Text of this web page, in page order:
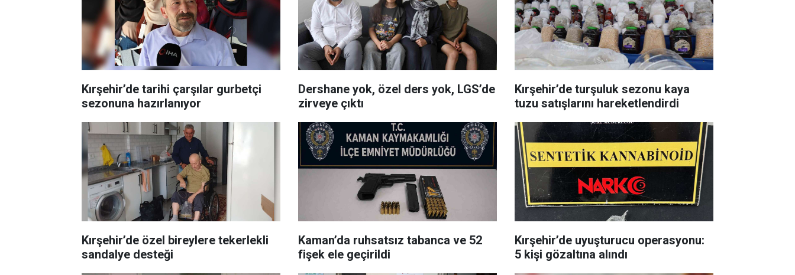
Kırşehir’de tarihi çarşılar gurbetçi
sezonuna hazırlanıyor
Dershane yok, özel ders yok, LGS’de
zirveye çıktı
Kırşehir’de turşuluk sezonu kaya
tuzu satışlarını hareketlendirdi
Kırşehir’de özel bireylere tekerlekli
sandalye desteği
Kaman’da ruhsatsız tabanca ve 52
fişek ele geçirildi
Kırşehir’de uyuşturucu operasyonu:
5 kişi gözaltına alındı